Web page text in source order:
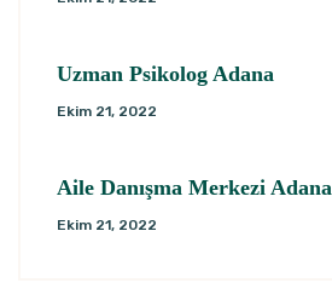
Uzman Psikolog Adana
Ekim 21, 2022
Aile Danışma Merkezi Adana
Ekim 21, 2022